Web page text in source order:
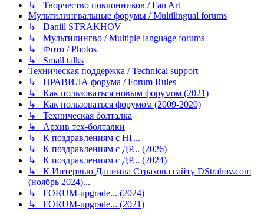
↳ Творчество поклонников / Fan Art
Мультилингвальные форумы / Multilingual forums
↳ Daniil STRAKHOV
↳ Мультилингво / Multiple language forums
↳ Фото / Photos
↳ Small talks
Техническая поддержка / Technical support
↳ ПРАВИЛА форума / Forum Rules
↳ Как пользоваться новым форумом (2021)
↳ Как пользоваться форумом (2009-2020)
↳ Техническая болталка
↳ Архив тех-болталки
↳ К поздравлениям с НГ...
↳ К поздравлениям с ДР... (2026)
↳ К поздравлениям с ДР... (2024)
↳ К Интервью Даниила Страхова сайту DStrahov.com
(ноябрь 2024)...
↳ FORUM-upgrade... (2024)
↳ FORUM-upgrade... (2021)